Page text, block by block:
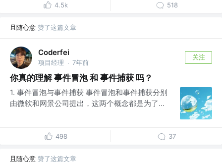
4.5k 518
且随心意 赞了这篇文章
Coderfei
项目经理 · 7年前
关注
你真的理解 事件冒泡 和 事件捕获 吗？
1. 事件冒泡与事件捕获 事件冒泡和事件捕获分别
由微软和网景公司提出，这两个概念都是为了...
498 37
且随心意 赞了这篇文章